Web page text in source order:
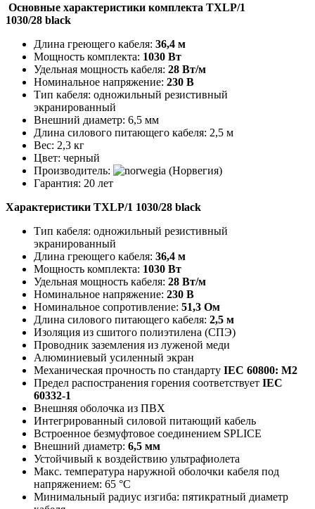
Основные характеристики комплекта TXLP/1
1030/28 black
Длина греющего кабеля: 36,4 м
Мощность комплекта: 1030 Вт
Удельная мощность кабеля: 28 Вт/м
Номинальное напряжение: 230 В
Тип кабеля: одножильный резистивный
экранированный
Внешний диаметр: 6,5 мм
Длина силового питающего кабеля: 2,5 м
Вес: 2,3 кг
Цвет: черный
Производитель:
(Норвегия)
Гарантия: 20 лет
Характеристики TXLP/1 1030/28 black
Тип кабеля: одножильный резистивный
экранированный
Длина греющего кабеля: 36,4 м
Мощность комплекта: 1030 Вт
Удельная мощность кабеля: 28 Вт/м
Номинальное напряжение: 230 В
Номинальное сопротивление: 51,3 Ом
Длина силового питающего кабеля: 2,5 м
Изоляция из сшитого полиэтилена (СПЭ)
Проводник заземления из луженой меди
Алюминиевый усиленный экран
Механическая прочность по стандарту IEC 60800: М2
Предел распостранения горения соответствует IEC
60332-1
Внешняя оболочка из ПВХ
Интегрированный силовой питающий кабель
Встроенное безмуфтовое соединением SPLICE
Внешний диаметр: 6,5 мм
Устойчивый к воздействию ультрафиолета
Макс. температура наружной оболочки кабеля под
напряжением: 65 °C
Минимальный радиус изгиба: пятикратный диаметр